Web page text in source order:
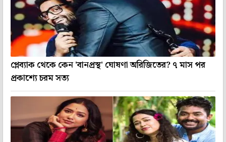
প্লেব্যাক থেকে কেন 'বানপ্রস্থ' ঘোষণা অরিজিতের? ৭ মাস পর
প্রকাশ্যে চরম সত্য